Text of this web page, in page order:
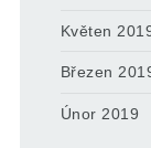
Květen
Březen
Únor 2019